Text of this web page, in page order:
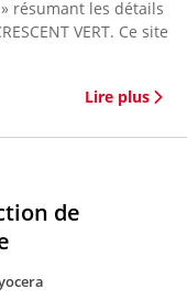
résumant les détails
VERT. Ce site
Lire plus
de